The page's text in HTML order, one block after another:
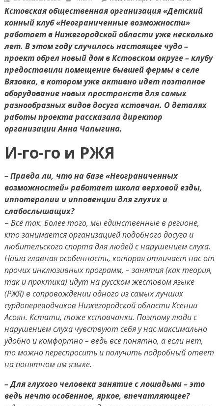
on
записи
Лошадь
как
лекарство
Кстовская общественная организация «Детский
конный клуб «Неограниченные возможности»
работает в Нижегородской области уже несколько
лет. В этом году случилось настоящее чудо –
проект обрел новый дом в Кстовском округе – клубу
предоставили помещение бывшей фермы в селе
Вязовка, в котором уже активно идет поэтапное
оборудование новых пространств для самых
разнообразных видов досуга кстовчан. О деталях
работы проекта рассказала директор
организации Анна Чапыгина.
И-го-го и РЖЯ
– Правда ли, что на базе «Неограниченных
возможностей» работает школа верховой езды,
иппотерапии и ипповенции для глухих и
слабослышащих?
– Всё так. Более того, мы единственные в регионе,
кто занимается организацией подобного досуга и
любительского спорта для людей с нарушением слуха.
Наша главная особенность, которая отличает нас от
прочих инклюзивных программ, – занятия (как теория,
так и практика) идут на русском жестовом языке
(РЖЯ) в сопровождении одного из самых лучших
сурдопереводчиков Нижегородской области Ксении
Асоян. Кстати, тоже кстовчанки. Поэтому люди с
нарушением слуха чувствуют себя у нас максимально
удобно и комфортно – ведь все понятно, а если нет,
то можно переспросить и получить подробный ответ
на понятном им языке.
– Для глухого человека занятие с лошадьми – это
ведь нечто особенное, яркое, впечатляющее?